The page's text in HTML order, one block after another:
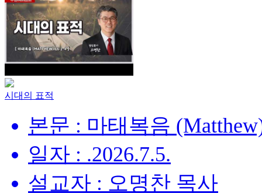
시대의 표적
본문 : 마태복음
일자 : .2026.7.5.
설교자 : 오명찬 목사